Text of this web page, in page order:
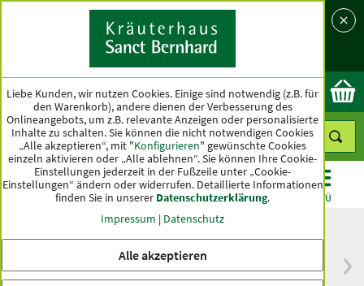
Land
Ok
KATEGORIEN ANGEBOTE TOPSELLER MENÜ
versandkostenfrei
Spitzenqualität seit
Liebe Kunden, wir nutzen Cookies. Einige sind notwendig (z.B. für
den Warenkorb), andere dienen der Verbesserung des
Onlineangebots, um z.B. relevante Anzeigen oder personalisierte
Inhalte zu schalten. Sie können die nicht notwendigen Cookies
„Alle akzeptieren“, mit "Konfigurieren" gewünschte Cookies
einzeln aktivieren oder „Alle ablehnen“. Sie können Ihre Cookie-
Einstellungen jederzeit in der Fußzeile unter „Cookie-
Einstellungen“ ändern oder widerrufen. Detaillierte Informationen
finden Sie in unserer Datenschutzerklärung.
Impressum | Datenschutz
Alle akzeptieren